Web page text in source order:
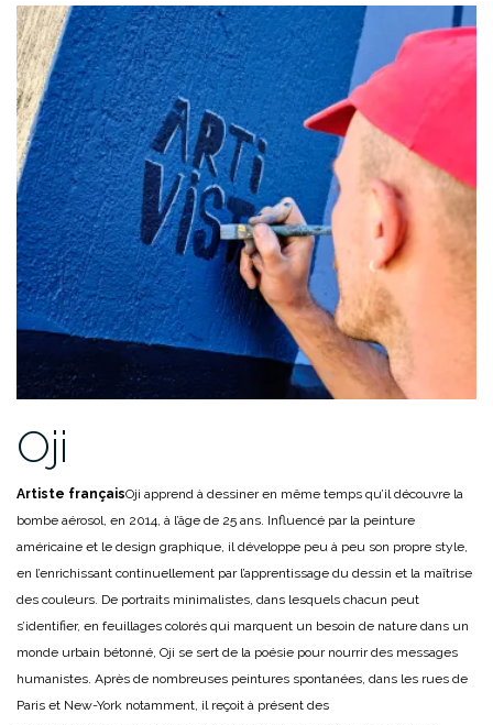
Oji
Artiste françaisOji apprend à dessiner en même temps qu’il découvre la
bombe aérosol, en 2014, à l’âge de 25 ans. Influencé par la peinture
américaine et le design graphique, il développe peu à peu son propre style,
en l’enrichissant continuellement par l’apprentissage du dessin et la maîtrise
des couleurs. De portraits minimalistes, dans lesquels chacun peut
s’identifier, en feuillages colorés qui marquent un besoin de nature dans un
monde urbain bétonné, Oji se sert de la poésie pour nourrir des messages
humanistes. Après de nombreuses peintures spontanées, dans les rues de
Paris et New-York notamment, il reçoit à présent des